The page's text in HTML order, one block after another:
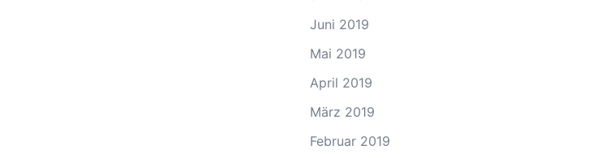
Juni 2019
Mai 2019
April 2019
März 2019
Februar 2019